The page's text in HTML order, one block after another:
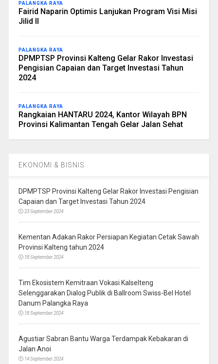
PALANGKA RAYA
Fairid Naparin Optimis Lanjukan Program Visi Misi
Jilid II
PALANGKA RAYA
DPMPTSP Provinsi Kalteng Gelar Rakor Investasi
Pengisian Capaian dan Target Investasi Tahun
2024
PALANGKA RAYA
Rangkaian HANTARU 2024, Kantor Wilayah BPN
Provinsi Kalimantan Tengah Gelar Jalan Sehat
EKONOMI & BISNIS
DPMPTSP Provinsi Kalteng Gelar Rakor Investasi Pengisian
Capaian dan Target Investasi Tahun 2024
23 September 2024
Kementan Adakan Rakor Persiapan Kegiatan Cetak Sawah
Provinsi Kalteng tahun 2024
18 September 2024
Tim Ekosistem Kemitraan Vokasi Kalselteng
Selenggarakan Dialog Publik di Ballroom Swiss-Bel Hotel
Danum Palangka Raya
18 September 2024
Agustiar Sabran Bantu Warga Terdampak Kebakaran di
Jalan Anoi
14 September 2024